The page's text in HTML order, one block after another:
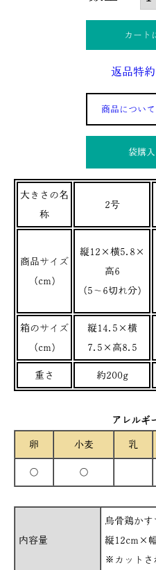
カート
返品特
商品につい
袋購
大きさの名
称
2号
商品サイズ
(cm)
縦12×横5.8×
高6
(5～6切れ分)
箱のサイズ
(cm)
縦14.5×横
7.5×高8.5
重さ 約200g
アレルギ
卵 小麦 乳
○ ○
内容量
烏骨鶏か
縦12cm×
※カットさ